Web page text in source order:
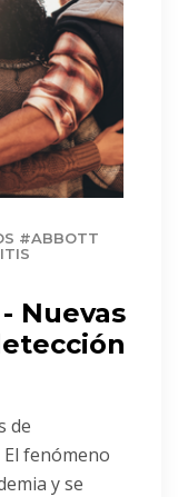
#ABBOTT
Nuevas
de
fenómeno
y se